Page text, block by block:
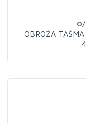
OBROŻA